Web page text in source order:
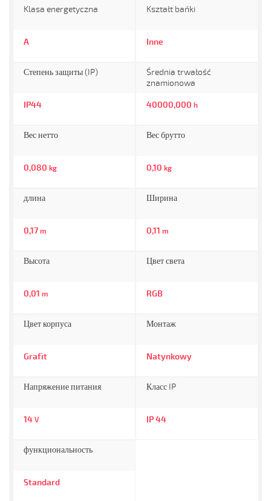
Klasa energetyczna
A
Kształt bańki
Inne
Степень защиты (IP)
IP44
Średnia trwałość
znamionowa
40000,000 h
Вес нетто
0,080 kg
Вес брутто
0,10 kg
длина
0,17 m
Ширина
0,11 m
Высота
0,01 m
Цвет света
RGB
Цвет корпуса
Grafit
Монтаж
Natynkowy
Напряжение питания
14 V
Класс IP
IP 44
функциональность
Standard